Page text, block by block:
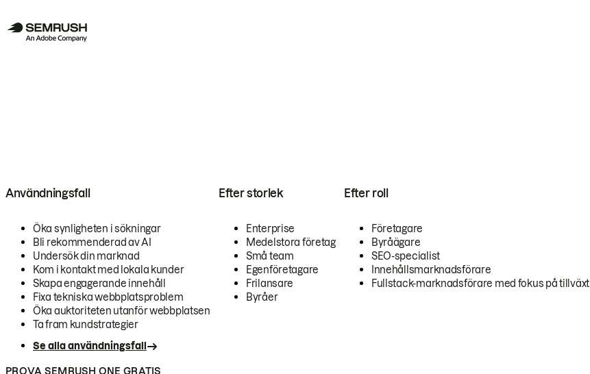
Användningsfall
Öka synligheten i sökningar
Bli rekommenderad av AI
Undersök din marknad
Kom i kontakt med lokala kunder
Skapa engagerande innehåll
Fixa tekniska webbplatsproblem
Öka auktoriteten utanför webbplatsen
Ta fram kundstrategier
Se alla användningsfall
Efter storlek
Enterprise
Medelstora företag
Små team
Egenföretagare
Frilansare
Byråer
Efter roll
Företagare
Byråägare
SEO-specialist
Innehållsmarknadsförare
Fullstack-marknadsförare med fokus på tillväxt
PROVA SEMRUSH ONE GRATIS